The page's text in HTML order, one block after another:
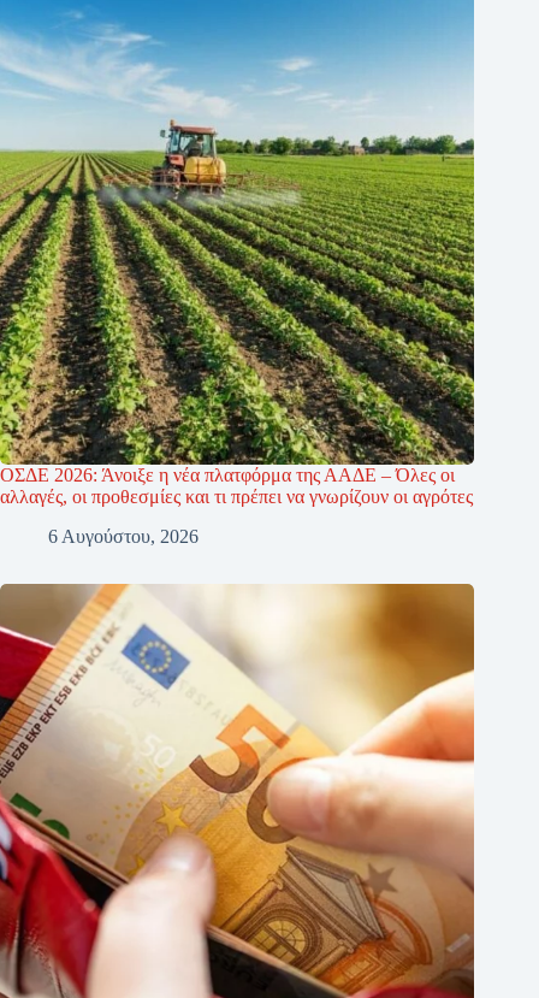
ΟΣΔΕ 2026: Άνοιξε η νέα πλατφόρμα της ΑΑΔΕ – Όλες οι
αλλαγές, οι προθεσμίες και τι πρέπει να γνωρίζουν οι αγρότες
6 Αυγούστου, 2026